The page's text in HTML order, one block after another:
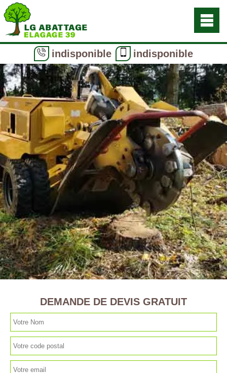
indisponible indisponible
DEMANDE DE DEVIS GRATUIT